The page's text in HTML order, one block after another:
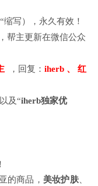
缩写），永久有效 ！
帮主更新在微信公众
， 回复： iherb 、
红
及“iherb独家优
！
的商品， 美妆护肤、